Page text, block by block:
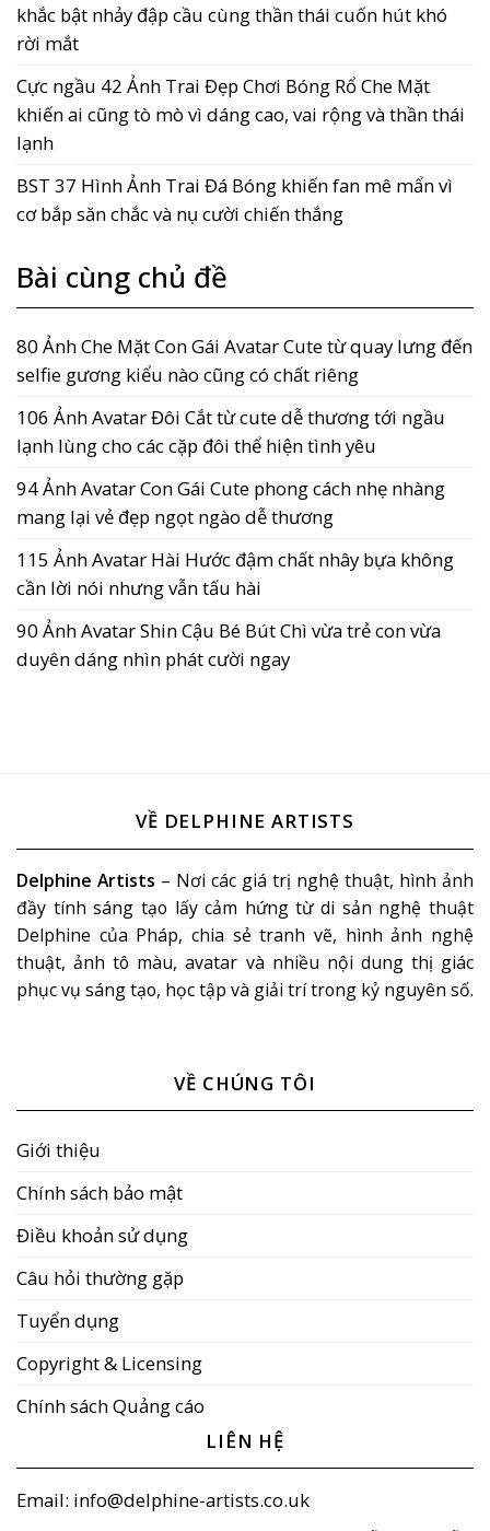
khắc bật nhảy đập cầu cùng thần thái cuốn hút khó
rời mắt
Cực ngầu 42 Ảnh Trai Đẹp Chơi Bóng Rổ Che Mặt
khiến ai cũng tò mò vì dáng cao, vai rộng và thần thái
lạnh
BST 37 Hình Ảnh Trai Đá Bóng khiến fan mê mẩn vì
cơ bắp săn chắc và nụ cười chiến thắng
Bài cùng chủ đề
80 Ảnh Che Mặt Con Gái Avatar Cute từ quay lưng đến
selfie gương kiểu nào cũng có chất riêng
106 Ảnh Avatar Đôi Cắt từ cute dễ thương tới ngầu
lạnh lùng cho các cặp đôi thể hiện tình yêu
94 Ảnh Avatar Con Gái Cute phong cách nhẹ nhàng
mang lại vẻ đẹp ngọt ngào dễ thương
115 Ảnh Avatar Hài Hước đậm chất nhây bựa không
cần lời nói nhưng vẫn tấu hài
90 Ảnh Avatar Shin Cậu Bé Bút Chì vừa trẻ con vừa
duyên dáng nhìn phát cười ngay
VỀ DELPHINE ARTISTS
Delphine Artists – Nơi các giá trị nghệ thuật, hình ảnh
đầy tính sáng tạo lấy cảm hứng từ di sản nghệ thuật
Delphine của Pháp, chia sẻ tranh vẽ, hình ảnh nghệ
thuật, ảnh tô màu, avatar và nhiều nội dung thị giác
phục vụ sáng tạo, học tập và giải trí trong kỷ nguyên số.
VỀ CHÚNG TÔI
Giới thiệu
Chính sách bảo mật
Điều khoản sử dụng
Câu hỏi thường gặp
Tuyển dụng
Copyright & Licensing
Chính sách Quảng cáo
LIÊN HỆ
Email: info@delphine-artists.co.uk